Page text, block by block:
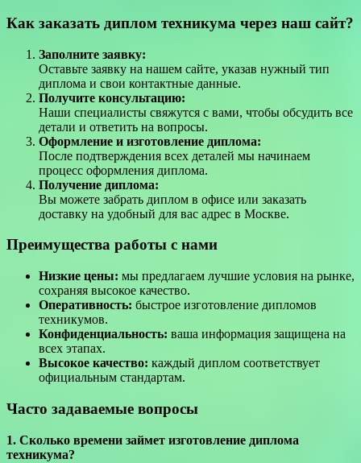
Как заказать диплом техникума через наш сайт?
Заполните заявку:
Оставьте заявку на нашем сайте, указав нужный тип
диплома и свои контактные данные.
Получите консультацию:
Наши специалисты свяжутся с вами, чтобы обсудить все
детали и ответить на вопросы.
Оформление и изготовление диплома:
После подтверждения всех деталей мы начинаем
процесс оформления диплома.
Получение диплома:
Вы можете забрать диплом в офисе или заказать
доставку на удобный для вас адрес в Москве.
Преимущества работы с нами
Низкие цены: мы предлагаем лучшие условия на рынке,
сохраняя высокое качество.
Оперативность: быстрое изготовление дипломов
техникумов.
Конфиденциальность: ваша информация защищена на
всех этапах.
Высокое качество: каждый диплом соответствует
официальным стандартам.
Часто задаваемые вопросы
1. Сколько времени займет изготовление диплома
техникума?